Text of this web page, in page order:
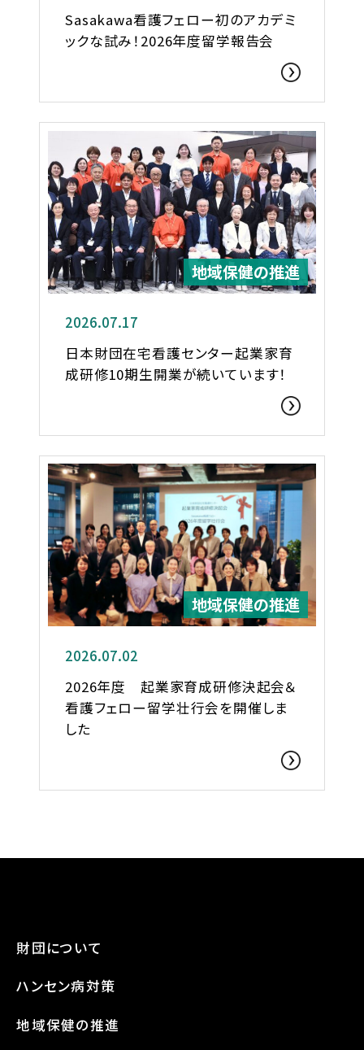
Sasakawa看護フェロー初のアカデミ
ックな試み！2026年度留学報告会
地域保健の推進
2026.07.17
日本財団在宅看護センター起業家育
成研修10期生開業が続いています！
地域保健の推進
2026.07.02
2026年度 起業家育成研修決起会＆
看護フェロー留学壮行会を開催しま
した
財団について
ハンセン病対策
地域保健の推進